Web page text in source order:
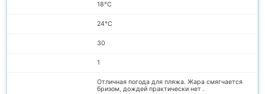
18°C
24°C
30
1
Отличная погода для пляжа. Жара смягчается
бризом, дождей практически нет .